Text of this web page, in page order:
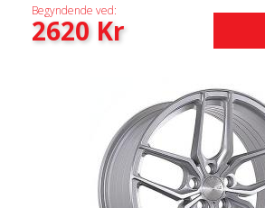
Begyndende ved:
2620Kr